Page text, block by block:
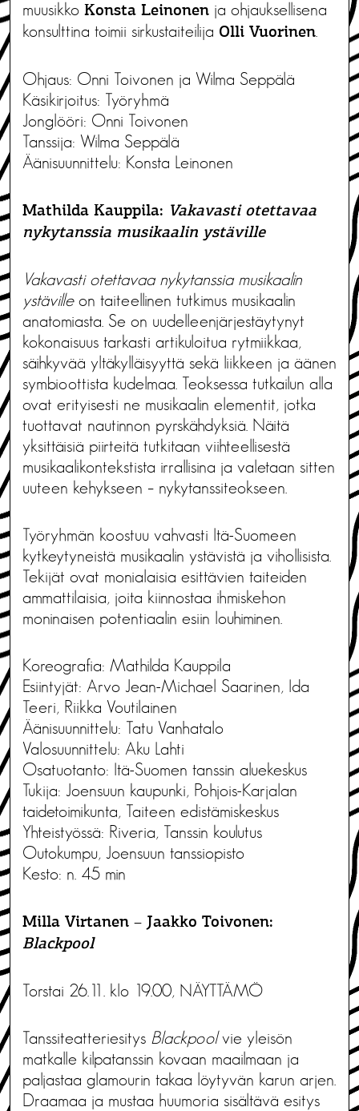
muusikko Konsta Leinonen ja ohjauksellisena
konsulttina toimii sirkustaiteilija Olli Vuorinen
Ohjaus: Onni Toivonen ja Wilma Seppälä
Käsikirjoitus: Työryhmä
Jonglööri: Onni Toivonen
Tanssija: Wilma Seppälä
Äänisuunnittelu: Konsta Leinonen
Mathilda Kauppila: Vakavasti otettavaa
nykytanssia musikaalin ystäville
Vakavasti otettavaa nykytanssia musikaalin
ystävilleon taiteellinen tutkimus musikaalin
anatomiasta. Se on uudelleenjärjestäytynyt
kokonaisuus tarkasti artikuloitua rytmiikkaa,
säihkyvää yltäkylläisyyttä sekä liikkeen ja äänen
symbioottista kudelmaa. Teoksessa tutkailun alla
ovat erityisesti ne musikaalin elementit, jotka
tuottavat nautinnon pyrskähdyksiä. Näitä
yksittäisiä piirteitä tutkitaan viihteellisestä
musikaalikontekstista irrallisina ja valetaan sitten
uuteen kehykseen – nykytanssiteokseen.
Työryhmän koostuu vahvasti Itä-Suomeen
kytkeytyneistä musikaalin ystävistä ja vihollisista.
Tekijät ovat monialaisia esittävien taiteiden
ammattilaisia, joita kiinnostaa ihmiskehon
moninaisen potentiaalin esiin louhiminen.
Koreografia: Mathilda Kauppila
Esiintyjät: Arvo Jean-Michael Saarinen, Ida
Teeri, Riikka Voutilainen
Äänisuunnittelu: Tatu Vanhatalo
Valosuunnittelu: Aku Lahti
Osatuotanto: Itä-Suomen tanssin aluekeskus
Tukija: Joensuun kaupunki, Pohjois-Karjalan
taidetoimikunta, Taiteen edistämiskeskus
Yhteistyössä: Riveria, Tanssin koulutus
Outokumpu, Joensuun tanssiopisto
Kesto: n. 45 min
Milla Virtanen – Jaakko Toivonen:
Blackpool
Torstai 26.11. klo 19.00, NÄYTTÄMÖ
Tanssiteatteriesitys Blackpoolvie yleisön
matkalle kilpatanssin kovaan maailmaan ja
paljastaa glamourin takaa löytyvän karun arjen.
Draamaa ja mustaa huumoria sisältävä esitys